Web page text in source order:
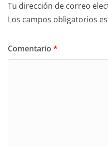
Tu dirección de correo
Los campos obligatorios
Comentario *